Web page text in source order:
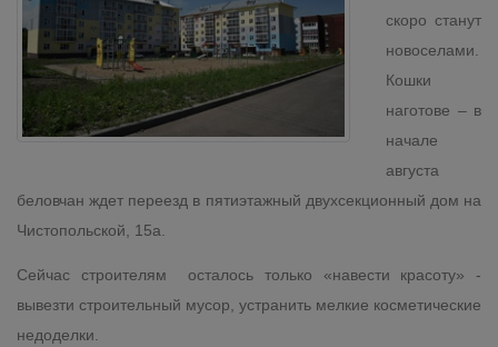
скоро станут
новоселами.
Кошки
наготове – в
начале
августа
беловчан ждет переезд в пятиэтажный двухсекционный дом на
Чистопольской, 15а.
Сейчас строителям осталось только «навести красоту» -
вывезти строительный мусор, устранить мелкие косметические
недоделки.